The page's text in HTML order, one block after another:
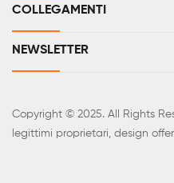
COLLEGAMENTI
NEWSLETTER
Copyright © 2025. All Rights
legittimi proprietari, design